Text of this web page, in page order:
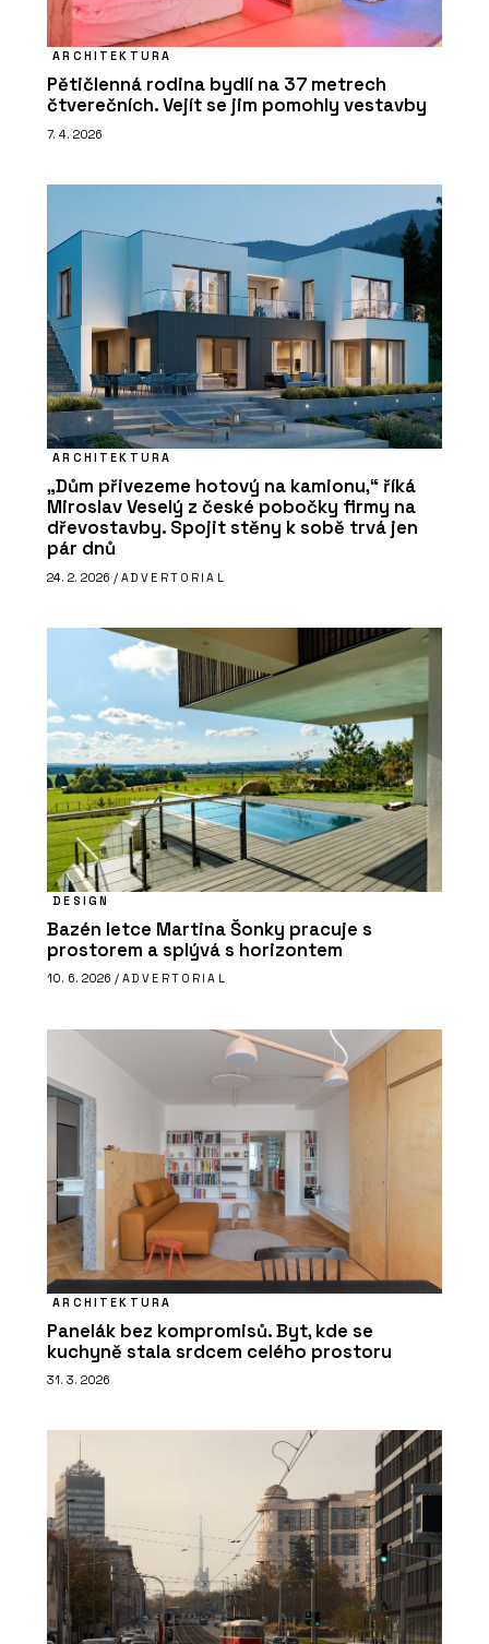
ARCHITEKTURA
Pětičlenná rodina bydlí na 37 metrech
čtverečních. Vejít se jim pomohly vestavby
7. 4. 2026
ARCHITEKTURA
„Dům přivezeme hotový na kamionu,“ říká
Miroslav Veselý z české pobočky firmy na
dřevostavby. Spojit stěny k sobě trvá jen
pár dnů
24. 2. 2026 / ADVERTORIAL
DESIGN
Bazén letce Martina Šonky pracuje s
prostorem a splývá s horizontem
10. 6. 2026 / ADVERTORIAL
ARCHITEKTURA
Panelák bez kompromisů. Byt, kde se
kuchyně stala srdcem celého prostoru
31. 3. 2026